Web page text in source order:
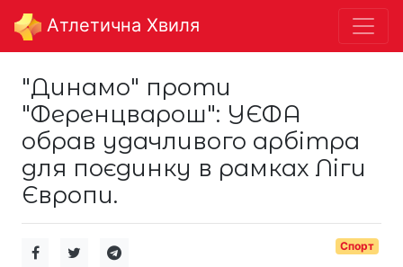
Aтлетична Хвиля
"Динамо" проти
"Ференцварош": УЄФА
обрав удачливого арбітра
для поєдинку в рамках Ліги
Європи.
Спорт